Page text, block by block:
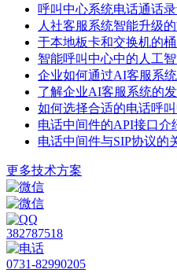
呼叫中心系统电话通话
人社客服系统智能升级
于本地板卡和交换机的
智能呼叫中心中的人工
企业如何通过AI客服系
了解企业AI客服系统的
如何选择合适的电话呼
电话中间件的API接口介
电话中间件与SIP协议的
更多技术方案
382787518
0731-82990205